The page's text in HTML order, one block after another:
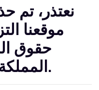
نعتذر، تم
موقعنا
حقوق
المملكة العربية السعودية.